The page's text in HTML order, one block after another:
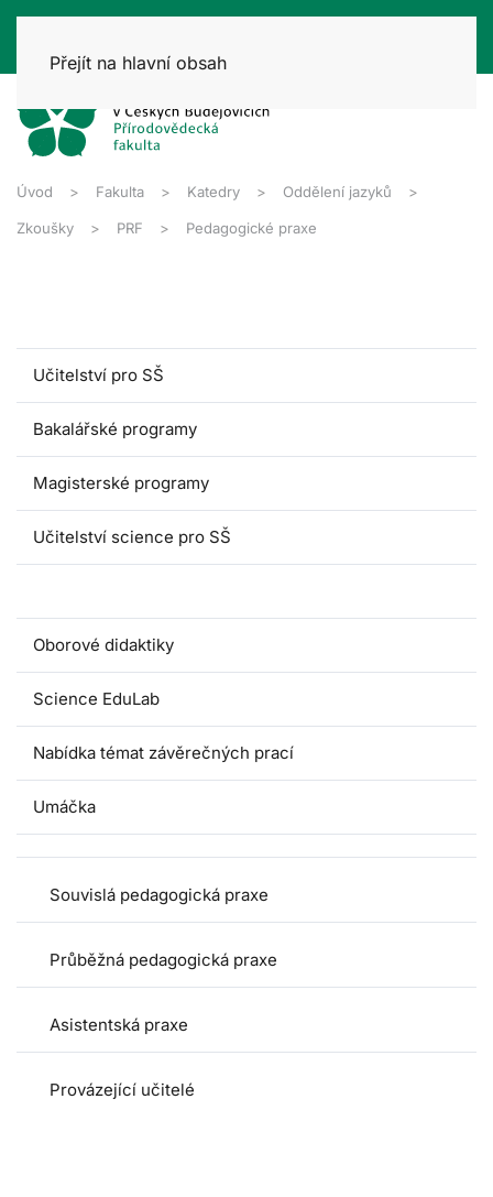
Přejít na hlavní obsah
Úvod Fakulta Katedry Oddělení jazyků
Zkoušky PRF Pedagogické praxe
Učitelství pro SŠ
Bakalářské programy
Magisterské programy
Učitelství science pro SŠ
Oborové didaktiky
Science EduLab
Nabídka témat závěrečných prací
Umáčka
Souvislá pedagogická praxe
Průběžná pedagogická praxe
Asistentská praxe
Provázející učitelé